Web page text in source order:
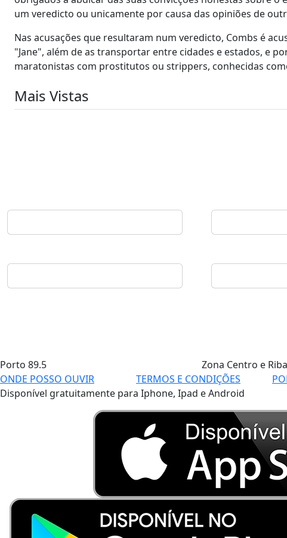
um veredicto ou unicamente por causa das opiniões de
Nas acusações que resultaram num veredicto, Combs é
"Jane", além de as transportar entre cidades e estados, e
maratonistas com prostitutos ou strippers, conhecidas
Mais Vistas
Porto 89.5 Zona Centro e
ONDE POSSO OUVIR
TERMOS E CONDIÇÕES
Disponível gratuitamente para Iphone, Ipad e Android